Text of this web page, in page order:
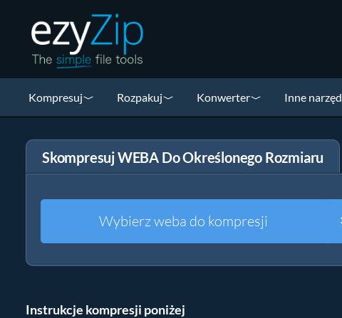
Kompresuj Rozpakuj Konwerter Inne
Skompresuj WEBA Do Określonego Rozmiaru
Wybierz weba do kompresji
Instrukcje kompresji poniżej